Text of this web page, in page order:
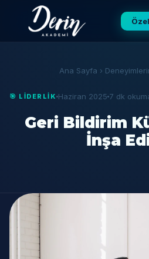
Ana Sayfa ›
🎯 LIDERLIK Haziran 2025 7 dk
Geri Bildirim
İnşa